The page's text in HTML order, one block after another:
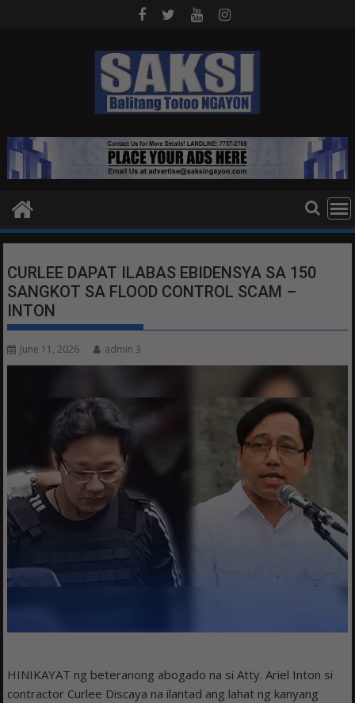
CURLEE DAPAT ILABAS EBIDENSYA SA 150
SANGKOT SA FLOOD CONTROL SCAM –
INTON
June 11, 2026 admin 3
HINIKAYAT ng beteranong abogado na si Atty. Ariel Inton si
contractor Curlee Discaya na ilantad ang lahat ng kanyang